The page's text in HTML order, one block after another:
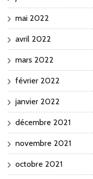
mai 2022
avril 2022
mars 2022
février 2022
janvier 2022
décembre 2021
novembre 2021
octobre 2021